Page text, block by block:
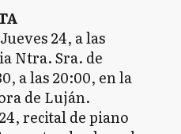
24, a las
Ntra. Sra. de
a las 20:00, en la
de Luján.
recital de piano